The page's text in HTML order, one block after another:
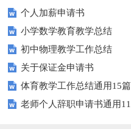
个人加薪申请书
小学数学教育教学总结
初中物理教学工作总结
关于保证金申请书
体育教学工作总结通用15篇
老师个人辞职申请书通用11